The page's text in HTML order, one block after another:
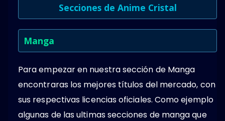
Secciones de Anime Cristal
Manga
Para empezar en nuestra sección de Manga
encontraras los mejores títulos del mercado, con
sus respectivas licencias oficiales. Como ejemplo
algunas de las ultimas secciones de manga que